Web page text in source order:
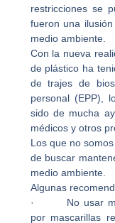
restricciones se
fueron una
medio ambiente.
Con la nueva
de plástico ha
de trajes de
personal (EPP),
sido de mucha
médicos y otros
Los que no
de buscar
medio ambiente.
Algunas
· No usar
por mascarillas